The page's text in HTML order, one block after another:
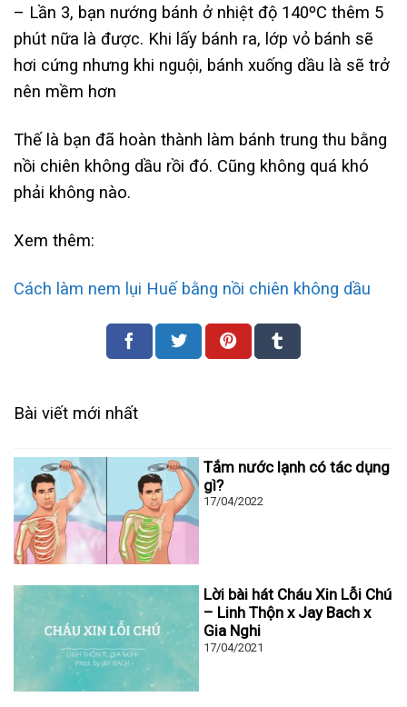
– Lần 3, bạn nướng bánh ở nhiệt độ 140ºC thêm 5
phút nữa là được. Khi lấy bánh ra, lớp vỏ bánh sẽ
hơi cứng nhưng khi nguội, bánh xuống dầu là sẽ trở
nên mềm hơn
Thế là bạn đã hoàn thành làm bánh trung thu bằng
nồi chiên không dầu rồi đó. Cũng không quá khó
phải không nào.
Xem thêm:
Cách làm nem lụi Huế bằng nồi chiên không dầu
Bài viết mới nhất
Tắm nước lạnh có tác dụng
gì?
17/04/2022
Lời bài hát Cháu Xin Lỗi Chú
– Linh Thộn x Jay Bach x
Gia Nghi
17/04/2021